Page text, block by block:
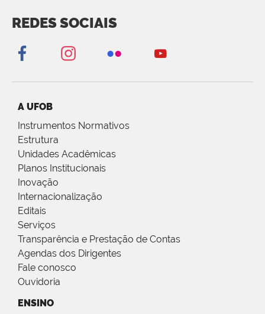
REDES SOCIAIS
A UFOB
Instrumentos Normativos
Estrutura
Unidades Acadêmicas
Planos Institucionais
Inovação
Internacionalização
Editais
Serviços
Transparência e Prestação de Contas
Agendas dos Dirigentes
Fale conosco
Ouvidoria
ENSINO